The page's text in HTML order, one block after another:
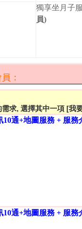
獨享坐月子
員)
：
求, 選擇其中一項 [我
通+地圖服務 + 服務
通+地圖服務 + 服務